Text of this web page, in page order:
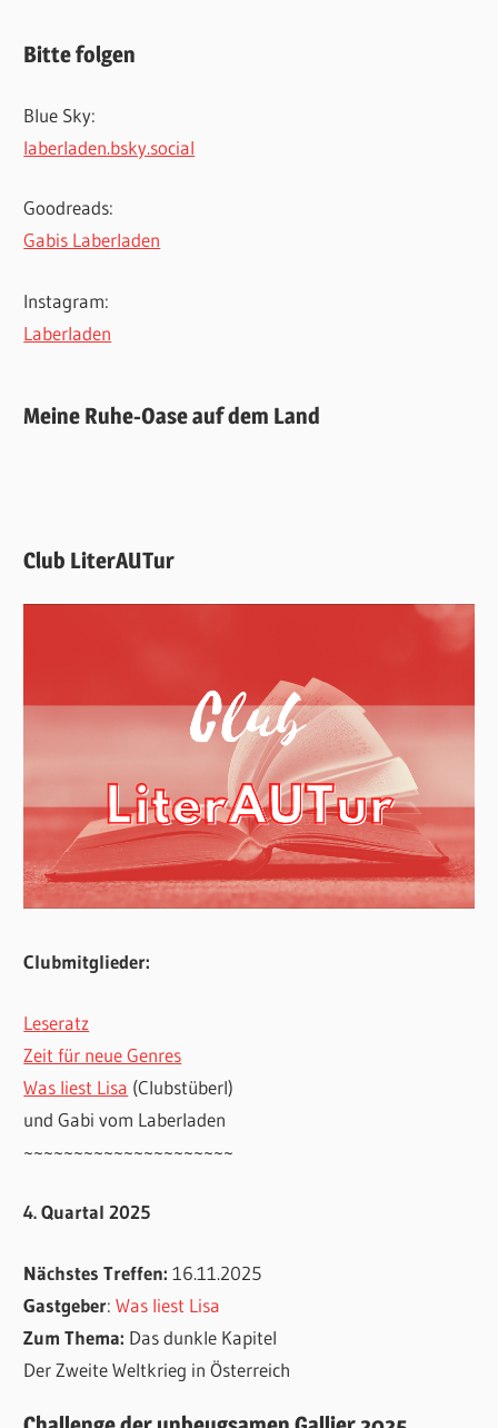
Bitte folgen
Blue Sky:
laberladen.bsky.social
Goodreads:
Gabis Laberladen
Instagram:
Laberladen
Meine Ruhe-Oase auf dem Land
Club LiterAUTur
Clubmitglieder:
Leseratz
Zeit für neue Genres
Was liest Lisa (Clubstüberl)
und Gabi vom Laberladen
~~~~~~~~~~~~~~~~~~~~~
4. Quartal 2025
Nächstes Treffen:16.11.2025
Gastgeber:Was liest Lisa
Zum Thema: Das dunkle Kapitel
Der Zweite Weltkrieg in Österreich